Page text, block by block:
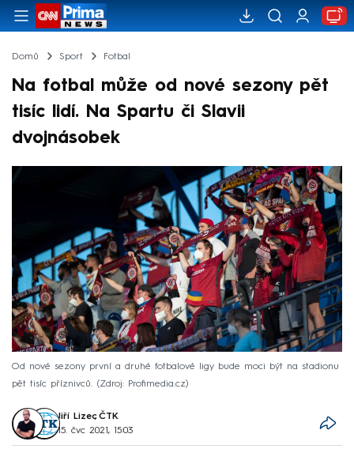
Domů Sport Fotbal
Na fotbal může od nové sezony pět
tisíc lidí. Na Spartu či Slavii
dvojnásobek
Od nové sezony první a druhé fotbalové ligy bude moci být na stadionu
pět tisíc příznivců.
Zdroj: Profimedia.cz
Jiří Lizec, ČTK
15. čvc 2021, 15:03